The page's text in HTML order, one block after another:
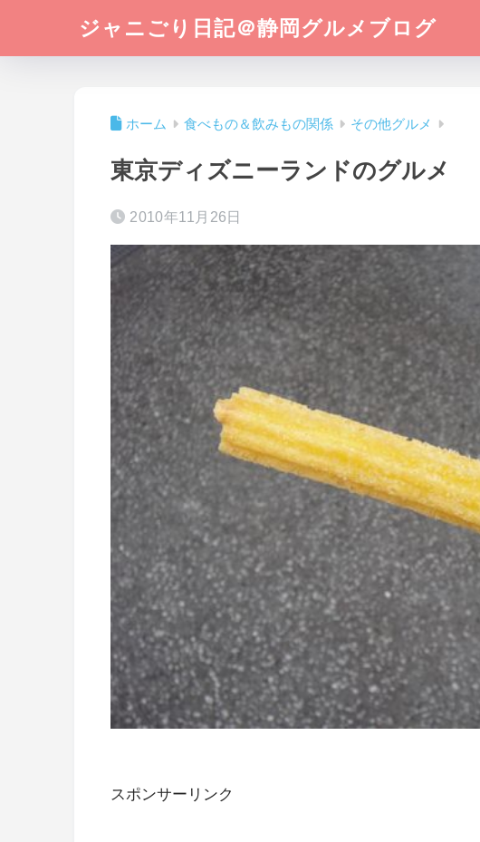
ジャニごり日記＠静岡グルメブログ
ホーム 食べもの＆飲みもの関係 その他グルメ
東京ディズニーランドのグルメ
2010年11月26日
スポンサーリンク